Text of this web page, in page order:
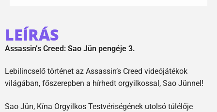
LEÍRÁS
Assassin’s Creed: Sao Jün pengéje 3.
Lebilincselő történet az Assassin’s Creed videójátékok
világában, főszerepben a hírhedt orgyilkossal, Sao Jünnel!
Sao Jün, Kína Orgyilkos Testvériségének utolsó túlélője